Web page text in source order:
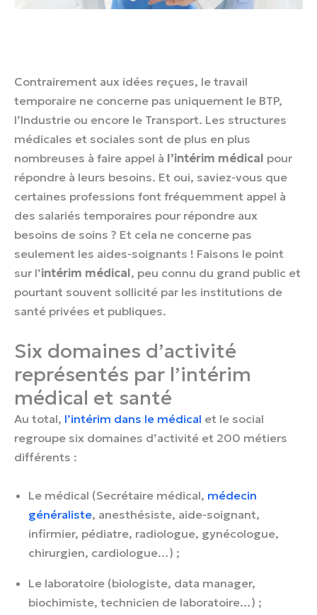
Contrairement aux idées reçues, le travail
temporaire ne concerne pas uniquement le BTP,
l’Industrie ou encore le Transport. Les structures
médicales et sociales sont de plus en plus
nombreuses à faire appel à l’intérim médical pour
répondre à leurs besoins. Et oui, saviez-vous que
certaines professions font fréquemment appel à
des salariés temporaires pour répondre aux
besoins de soins ? Et cela ne concerne pas
seulement les aides-soignants ! Faisons le point
sur l’intérim médical, peu connu du grand public et
pourtant souvent sollicité par les institutions de
santé privées et publiques.
Six domaines d’activité
représentés par l’intérim
médical et santé
Au total, l’intérim dans le médical et le social
regroupe six domaines d’activité et 200 métiers
différents :
Le médical (Secrétaire médical, médecin
généraliste, anesthésiste, aide-soignant,
infirmier, pédiatre, radiologue, gynécologue,
chirurgien, cardiologue…) ;
Le laboratoire (biologiste, data manager,
biochimiste, technicien de laboratoire…) ;